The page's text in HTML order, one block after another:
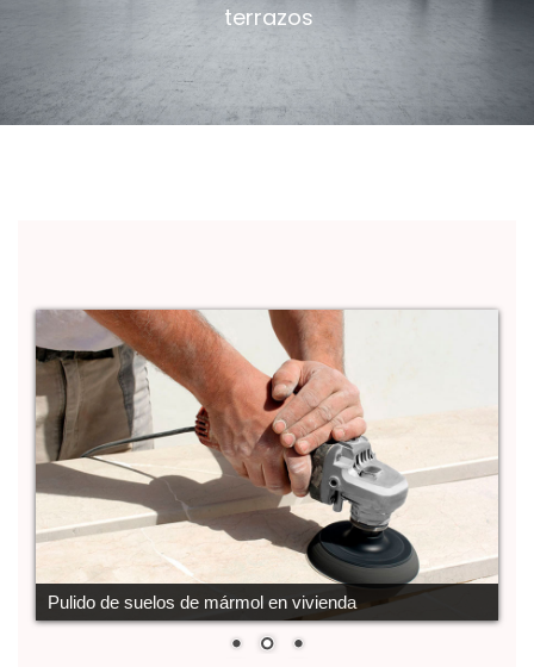
terrazos
Pulido de suelos de mármol en vivienda